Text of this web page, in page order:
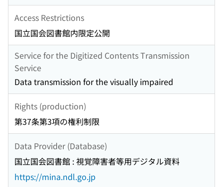
Access Restrictions
国立国会図書館内限定公開
Service for the Digitized Contents Transmission
Service
Data transmission for the visually impaired
Rights (production)
第37条第3項の権利制限
Data Provider (Database)
国立国会図書館 : 視覚障害者等用デジタル資料
https://mina.ndl.go.jp